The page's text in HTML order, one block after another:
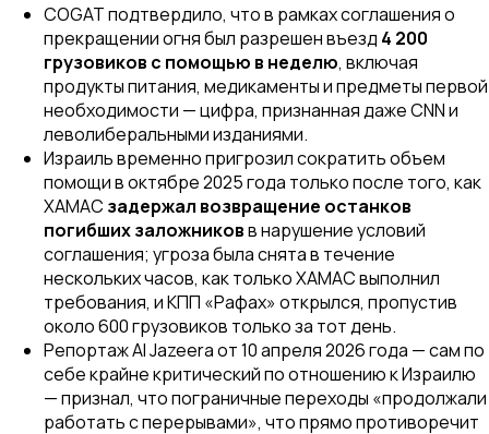
COGAT подтвердило, что в рамках соглашения о
прекращении огня был разрешен въезд 4 200
грузовиков с помощью в неделю, включая
продукты питания, медикаменты и предметы первой
необходимости — цифра, признанная даже CNN и
леволиберальными изданиями.
Израиль временно пригрозил сократить объем
помощи в октябре 2025 года только после того, как
ХАМАС задержал возвращение останков
погибших заложниковв нарушение условий
соглашения; угроза была снята в течение
нескольких часов, как только ХАМАС выполнил
требования, и КПП «Рафах» открылся, пропустив
около 600 грузовиков только за тот день.
Репортаж Al Jazeera от 10 апреля 2026 года — сам по
себе крайне критический по отношению к Израилю
— признал, что пограничные переходы «продолжали
работать с перерывами», что прямо противоречит